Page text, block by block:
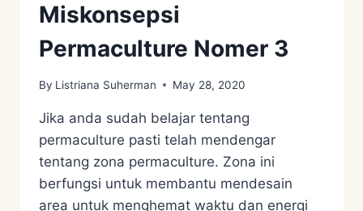
Miskonsepsi
Permaculture Nomer 3
By Listriana Suherman May 28, 2020
Jika anda sudah belajar tentang
permaculture pasti telah mendengar
tentang zona permaculture. Zona ini
berfungsi untuk membantu mendesain
area untuk menghemat waktu dan energi